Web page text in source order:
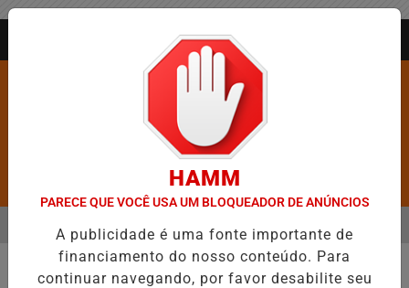
Pesquisar Notícia
É CONFIRMADA NO DIA DO EVANGÉLICO EM JEQUIÉ E
EM ALTA
MENU
HAMM
PARECE QUE VOCÊ USA UM BLOQUEADOR DE ANÚNCIOS
A publicidade é uma fonte importante de
financiamento do nosso conteúdo. Para
continuar navegando, por favor desabilite seu